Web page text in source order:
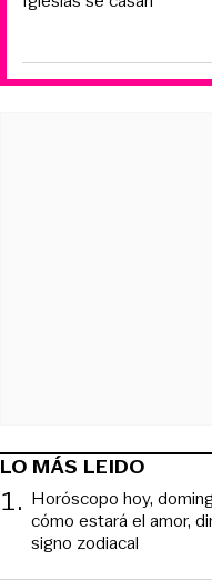
LO MÁS LEIDO
1. Horóscopo hoy,
cómo estará el amor,
signo zodiacal